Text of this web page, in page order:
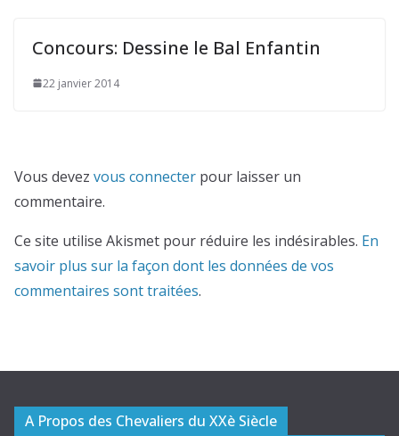
Concours: Dessine le Bal Enfantin
22 janvier 2014
Vous devez vous connecter pour laisser un
commentaire.
Ce site utilise Akismet pour réduire les indésirables. En
savoir plus sur la façon dont les données de vos
commentaires sont traitées.
A Propos des Chevaliers du XXè Siècle